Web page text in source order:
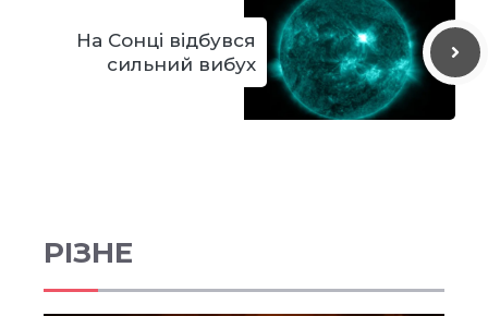
На Сонці відбувся
сильний вибух
РІЗНЕ